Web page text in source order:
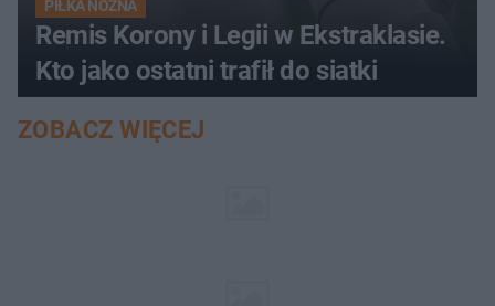
PIŁKA NOŻNA
Remis Korony i Legii w Ekstraklasie.
Kto jako ostatni trafił do siatki
ZOBACZ WIĘCEJ